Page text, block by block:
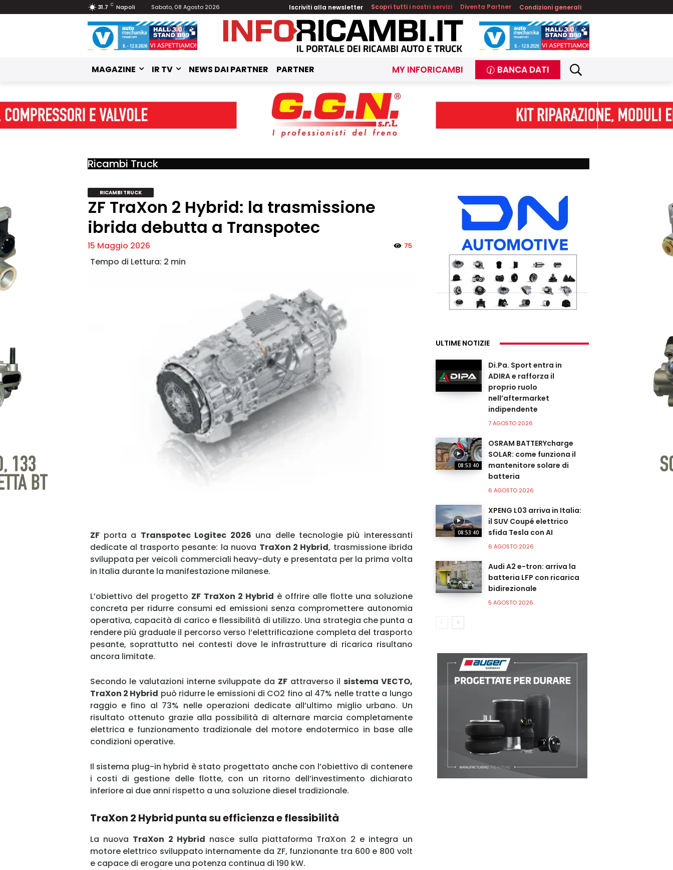
MY INFORICAMBI
Username
Ricordami
31.7 C Napoli Sabato, 08 Agosto 2026 Iscriviti alla newsletter Scopri tutti i nostri servizi Diventa Partner Condizioni generali
MAGAZINE IR TV NEWS DAI PARTNER PARTNER MY INFORICAMBI BANCA DATI
Ricambi Truck
RICAMBI TRUCK
ZF TraXon 2 Hybrid: la trasmissione
ibrida debutta a Transpotec
15 Maggio 2026 75
ZFporta a Transpotec Logitec 2026 una delle tecnologie più interessanti
dedicate al trasporto pesante: la nuova TraXon 2 Hybrid, trasmissione ibrida
sviluppata per veicoli commerciali heavy-duty e presentata per la prima volta
in Italia durante la manifestazione milanese.
L’obiettivo del progetto ZF TraXon 2 Hybrid è offrire alle flotte una soluzione
concreta per ridurre consumi ed emissioni senza compromettere autonomia
operativa, capacità di carico e flessibilità di utilizzo. Una strategia che punta a
rendere più graduale il percorso verso l’elettrificazione completa del trasporto
pesante, soprattutto nei contesti dove le infrastrutture di ricarica risultano
ancora limitate.
Secondo le valutazioni interne sviluppate da ZFattraverso il sistema VECTO,
TraXon 2 Hybrid può ridurre le emissioni di CO2 fino al 47% nelle tratte a lungo
raggio e fino al 73% nelle operazioni dedicate all’ultimo miglio urbano. Un
risultato ottenuto grazie alla possibilità di alternare marcia completamente
elettrica e funzionamento tradizionale del motore endotermico in base alle
condizioni operative.
Il sistema plug-in hybrid è stato progettato anche con l’obiettivo di contenere
i costi di gestione delle flotte, con un ritorno dell’investimento dichiarato
inferiore ai due anni rispetto a una soluzione diesel tradizionale.
TraXon 2 Hybrid punta su efficienza e flessibilità
La nuova TraXon 2 Hybrid nasce sulla piattaforma TraXon 2 e integra un
motore elettrico sviluppato internamente da ZF, funzionante tra 600 e 800 volt
e capace di erogare una potenza continua di 190 kW.
ULTIME NOTIZIE
Di.Pa. Sport entra in
ADIRA e rafforza il
proprio ruolo
nell’aftermarket
indipendente
7 AGOSTO 2026
08:53:40
OSRAM BATTERYcharge
SOLAR: come funziona il
mantenitore solare di
batteria
6 AGOSTO 2026
08:53:40
XPENG L03 arriva in Italia:
il SUV Coupé elettrico
sfida Tesla con AI
6 AGOSTO 2026
Audi A2 e-tron: arriva la
batteria LFP con ricarica
bidirezionale
5 AGOSTO 2026